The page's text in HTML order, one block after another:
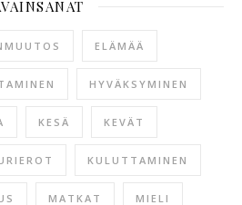
ELÄMÄÄ
HYVÄKSYMINEN
KESÄ KEVÄT
KULUTTAMINEN
MATKAT MIELI